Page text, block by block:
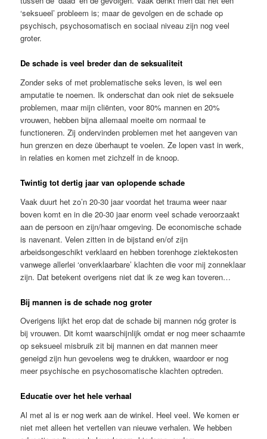
‘seksueel’ probleem is; maar de gevolgen en de schade op
psychisch, psychosomatisch en sociaal niveau zijn nog veel
groter.
De schade is veel breder dan de seksualiteit
Zonder seks of met problematische seks leven, is wel een
amputatie te noemen. Ik onderschat dan ook niet de seksuele
problemen, maar mijn cliënten, voor 80% mannen en 20%
vrouwen, hebben bijna allemaal moeite om normaal te
functioneren. Zij ondervinden problemen met het aangeven van
hun grenzen en deze überhaupt te voelen. Ze lopen vast in werk,
in relaties en komen met zichzelf in de knoop.
Twintig tot dertig jaar van oplopende schade
Vaak duurt het zo’n 20-30 jaar voordat het trauma weer naar
boven komt en in die 20-30 jaar enorm veel schade veroorzaakt
aan de persoon en zijn/haar omgeving. De economische schade
is navenant. Velen zitten in de bijstand en/of zijn
arbeidsongeschikt verklaard en hebben torenhoge ziektekosten
vanwege allerlei ‘onverklaarbare’ klachten die voor mij zonneklaar
zijn. Dat betekent overigens niet dat ik ze weg kan toveren…
Bij mannen is de schade nog groter
Overigens lijkt het erop dat de schade bij mannen nóg groter is
bij vrouwen. Dit komt waarschijnlijk omdat er nog meer schaamte
op seksueel misbruik zit bij mannen en dat mannen meer
geneigd zijn hun gevoelens weg te drukken, waardoor er nog
meer psychische en psychosomatische klachten optreden.
Educatie over het hele verhaal
Al met al is er nog werk aan de winkel. Heel veel. We komen er
niet met alleen het vertellen van nieuwe verhalen. We hebben